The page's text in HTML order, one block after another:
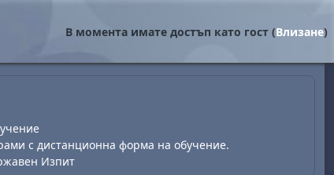
В момента имате достъп като гост (Влизане)
с дистанционна форма на обучение.
Изпит